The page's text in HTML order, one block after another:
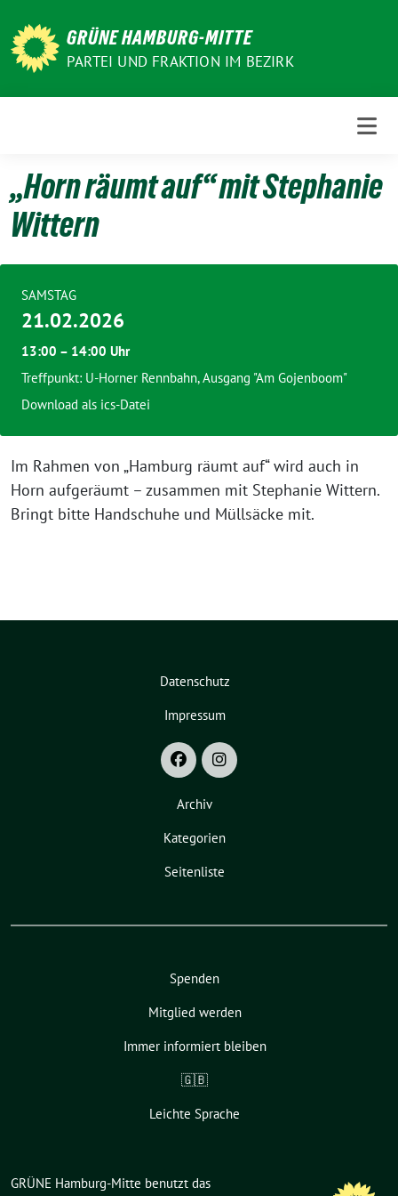
zum
Inhalt
GRÜNE HAMBURG-MITTE
PARTEI UND FRAKTION IM BEZIRK
„Horn räumt auf“ mit Stephanie
Wittern
Im Rahmen von „Hamburg räumt auf“ wird auch in
Horn aufgeräumt – zusammen mit Stephanie Wittern.
Bringt bitte Handschuhe und Müllsäcke mit.
SAMSTAG
21.02.2026
13:00 – 14:00 Uhr
Treffpunkt: U-Horner Rennbahn, Ausgang "Am Gojenboom"
Download als ics-Datei
Datenschutz
Impressum
Archiv
Kategorien
Seitenliste
Spenden
Mitglied werden
Immer informiert bleiben
🇬🇧
Leichte Sprache
GRÜNE Hamburg-Mitte benutzt das